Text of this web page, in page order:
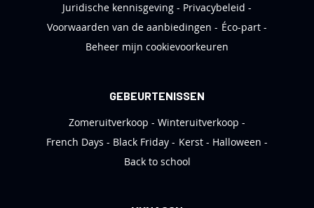
Juridische kennisgeving
Privacybeleid
Voorwaarden van de aanbiedingen
Éco-part
Beheer mijn cookievoorkeuren
GEBEURTENISSEN
Zomeruitverkoop
Winteruitverkoop
French Days
Black Friday Kerst
Halloween
Back to school